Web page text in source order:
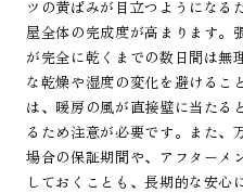
ツの黄ばみが目立つようになる
屋全体の完成度が高まります。
が完全に乾くまでの数日間は無
な乾燥や湿度の変化を避けるこ
は、暖房の風が直接壁に当たる
るため注意が必要です。また、
場合の保証期間や、アフターメ
しておくことも、長期的な安心